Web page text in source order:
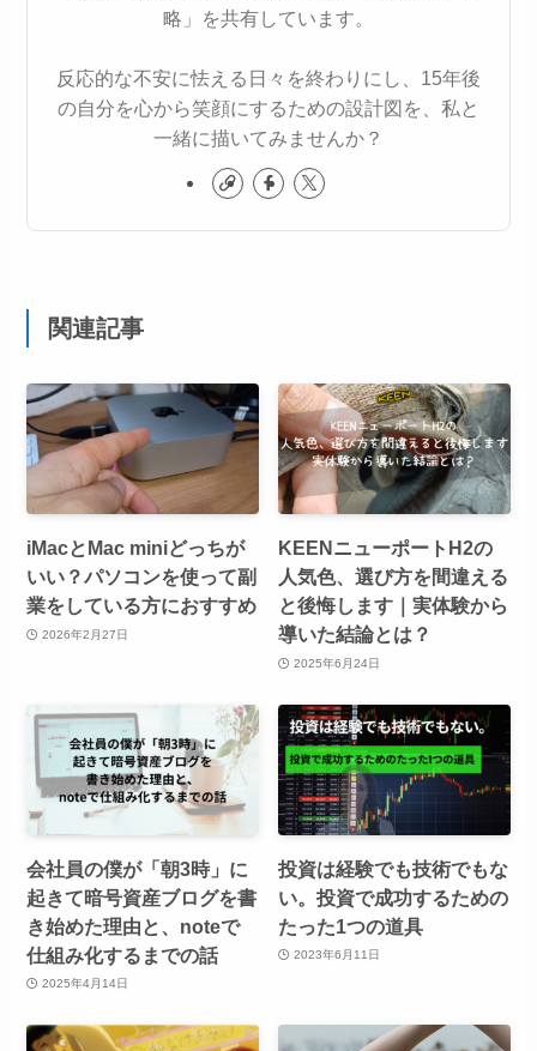
略」を共有しています。
反応的な不安に怯える日々を終わりにし、15年後
の自分を心から笑顔にするための設計図を、私と
一緒に描いてみませんか？
関連記事
iMacとMac miniどっちが
いい？パソコンを使って副
業をしている方におすすめ
2026年2月27日
KEENニューポートH2の
人気色、選び方を間違える
と後悔します｜実体験から
導いた結論とは？
2025年6月24日
会社員の僕が「朝3時」に
起きて暗号資産ブログを書
き始めた理由と、noteで
仕組み化するまでの話
2025年4月14日
投資は経験でも技術でもな
い。投資で成功するための
たった1つの道具
2023年6月11日